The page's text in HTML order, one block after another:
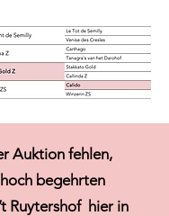
Auktion fehlen,
begehrten
Ruytershof hier in